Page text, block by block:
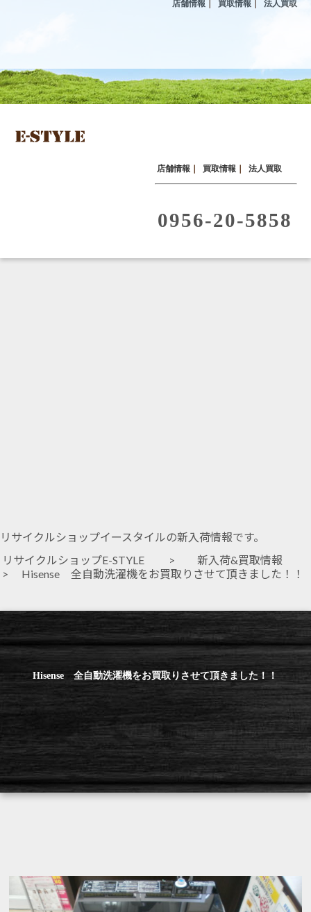
店舗情報 買取情報 法人買取
0956-20-5858
リサイクルショップイースタイルの新入荷情報です。
リサイクルショップE-STYLE
> 新入荷&買取情報
> Hisense 全自動洗濯機をお買取りさせて頂きました！！
Hisense 全自動洗濯機をお買取りさせて頂きました！！
店舗情報 買取情報 法人買取